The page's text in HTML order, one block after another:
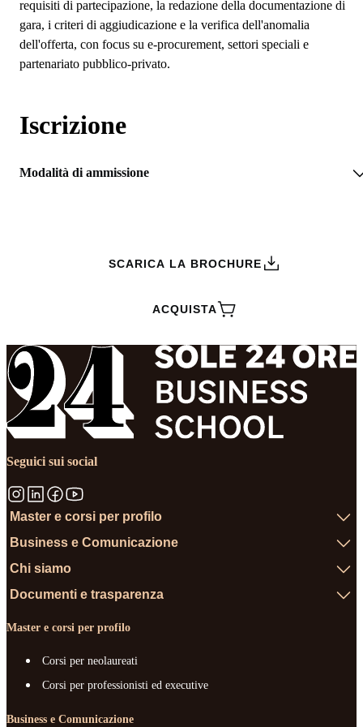
requisiti di partecipazione, la redazione della documentazione di
gara, i criteri di aggiudicazione e la verifica dell'anomalia
dell'offerta, con focus su e-procurement, settori speciali e
partenariato pubblico-privato.
Iscrizione
Modalità di ammissione
SCARICA LA BROCHURE
ACQUISTA
Seguici sui social
Master e corsi per profilo
Business e Comunicazione
Chi siamo
Documenti e trasparenza
Master e corsi per profilo
Corsi per neolaureati
Corsi per professionisti ed executive
Business e Comunicazione